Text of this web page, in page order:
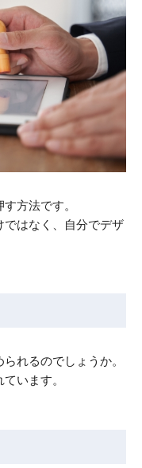
方法です。
ではなく、自分でデザ
れるのでしょうか。
います。